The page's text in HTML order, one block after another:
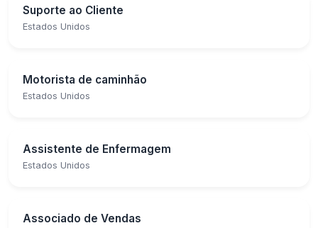
Suporte ao Cliente
Estados Unidos
Motorista de caminhão
Estados Unidos
Assistente de Enfermagem
Estados Unidos
Associado de Vendas